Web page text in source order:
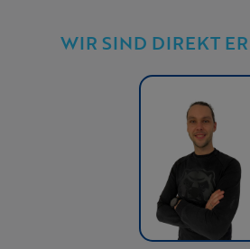
WIR SIND DIREKT